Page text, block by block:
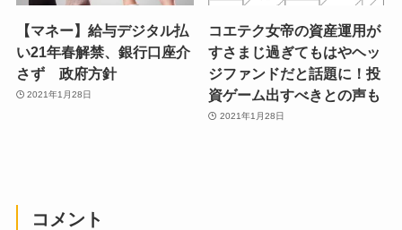
【マネー】給与デジタル払
い21年春解禁、銀行口座介
さず 政府方針
2021年1月28日
コエテク女帝の資産運用が
すさまじ過ぎてもはやヘッ
ジファンドだと話題に！投
資ゲーム出すべきとの声も
2021年1月28日
コメント